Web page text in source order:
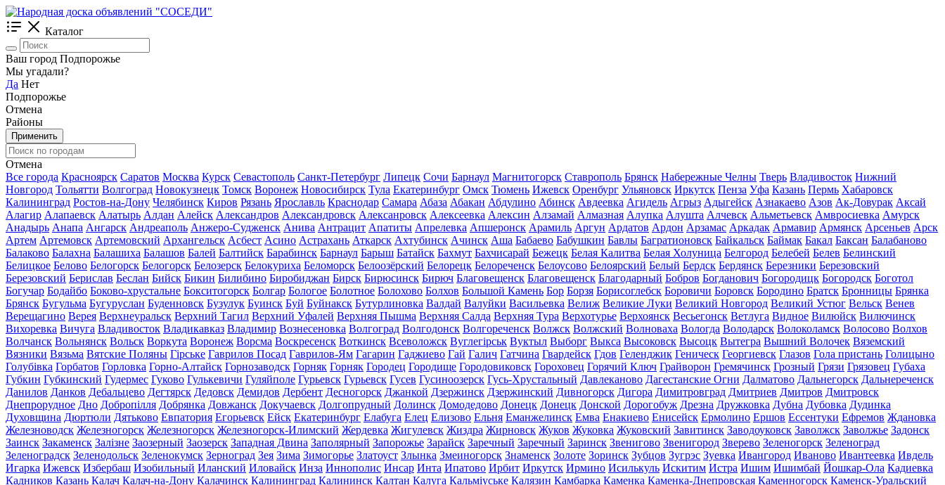
Каталог
Ваш город Подпорожье
Мы угадали?
Да Нет
Подпорожье
Отмена
Районы
Применить
Отмена
Все города Красноярск Саратов Москва Курск Севастополь Санкт-Петербург Липецк Сочи Барнаул Магнитогорск Ставрополь Брянск Набережные Челны Тверь Владивосток Нижний
Новгород Тольятти Волгоград Новокузнецк Томск Воронеж Новосибирск Тула Екатеринбург Омск Тюмень Ижевск Оренбург Ульяновск Иркутск Пенза Уфа Казань Пермь Хабаровск
Калининград Ростов-на-Дону Челябинск Киров Рязань Ярославль Краснодар Самара Абаза Абакан Абдулино Абинск Авдеевка Агидель Агрыз Адыгейск Азнакаево Азов Ак-Довурак Аксай
Алагир Алапаевск Алатырь Алдан Алейск Александров Александровск Алексанровск Алексеевка Алексин Алзамай Алмазная Алупка Алушта Алчевск Альметьевск Амвросиевка Амурск
Анадырь Анапа Ангарск Андреаполь Анжеро-Судженск Анива Антрацит Апатиты Апрелевка Апшеронск Арамиль Аргун Ардатов Ардон Арзамас Аркадак Армавир Армянск Арсеньев Арск
Артем Артемовск Артемовский Архангельск Асбест Асино Астрахань Аткарск Ахтубинск Ачинск Аша Бабаево Бабушкин Бавлы Багратионовск Байкальск Баймак Бакал Баксан Балабаново
Балаково Балахна Балашиха Балашов Балей Балтийск Барабинск Барнаул Барыш Батайск Бахмут Бахчисарай Бежецк Белая Калитва Белая Холуница Белгород Белебей Белев Белинский
Белицкое Белово Белогорск Белогорск Белозерск Белокуриха Беломорск Белоозёрский Белорецк Белореченск Белоусово Белоярский Белый Бердск Бердянск Березники Березовский
Березовский Берислав Беслан Бийск Бикин Билибино Биробиджан Бирск Бирюсинск Бирюч Благовещенск Благовещенск Благодарный Бобров Богданович Богородицк Богородск Боготол
Богучар Бодайбо Боково-хрустальне Бокситогорск Болгар Бологое Болотное Болохово Болхов Большой Камень Бор Борзя Борисоглебск Боровичи Боровск Бородино Братск Бронницы Брянка
Брянск Бугульма Бугуруслан Буденновск Бузулук Буинск Буй Буйнакск Бутурлиновка Валдай Валуйки Васильевка Велиж Великие Луки Великий Новгород Великий Устюг Вельск Венев
Верещагино Верея Верхнеуральск Верхний Тагил Верхний Уфалей Верхняя Пышма Верхняя Салда Верхняя Тура Верхотурье Верхоянск Весьегонск Ветлуга Видное Вилюйск Вилючинск
Вихоревка Вичуга Владивосток Владикавказ Владимир Вознесеновка Волгоград Волгодонск Волгореченск Волжск Волжский Волноваха Вологда Володарск Волоколамск Волосово Волхов
Волчанск Вольнянск Вольск Воркута Воронеж Ворсма Воскресенск Воткинск Всеволожск Вуглегірськ Вуктыл Выборг Выкса Высоковск Высоцк Вытегра Вышний Волочек Вяземский
Вязники Вязьма Вятские Поляны Гірське Гаврилов Посад Гаврилов-Ям Гагарин Гаджиево Гай Галич Гатчина Гвардейск Гдов Геленджик Геническ Георгиевск Глазов Гола пристань Голицыно
Голубівка Горбатов Горловка Горно-Алтайск Горнозаводск Горняк Горняк Городец Городище Городовиковск Гороховец Горячий Ключ Грайворон Гремячинск Грозный Грязи Грязовец Губаха
Губкин Губкинский Гудермес Гуково Гулькевичи Гуляйполе Гурьевск Гурьевск Гусев Гусиноозерск Гусь-Хрустальный Давлеканово Дагестанские Огни Далматово Дальнегорск Дальнереченск
Данилов Данков Дебальцево Дегтярск Дедовск Демидов Дербент Десногорск Джанкой Дзержинск Дзержинский Дивногорск Дигора Димитровград Дмитриев Дмитров Дмитровск
Днепрорудное Дно Добропілля Добрянка Довжанск Докучаевск Долгопрудный Долинск Домодедово Донецк Донецк Донской Дорогобуж Дрезна Дружковка Дубна Дубовка Дудинка
Духовщина Дюртюли Дятьково Евпатория Егорьевск Ейск Екатеринбург Елабуга Елец Елизово Ельня Еманжелинск Емва Енакиево Енисейск Ермолино Ершов Ессентуки Ефремов Ждановка
Железноводск Железногорск Железногорск Железногорск-Илимский Жердевка Жигулевск Жиздра Жирновск Жуков Жуковка Жуковский Завитинск Заводоуковск Заволжск Заволжье Задонск
Заинск Закаменск Залізне Заозерный Заозерск Западная Двина Заполярный Запорожье Зарайск Заречный Заречный Заринск Звенигово Звенигород Зверево Зеленогорск Зеленоград
Зеленоградск Зеленодольск Зеленокумск Зерноград Зея Зима Зимогорье Златоуст Злынка Змеиногорск Знаменск Золоте Зоринск Зубцов Зугрэс Зуевка Ивангород Иваново Ивантеевка Ивдель
Игарка Ижевск Избербаш Изобильный Иланский Иловайск Инза Иннополис Инсар Инта Ипатово Ирбит Иркутск Ирмино Исилькуль Искитим Истра Ишим Ишимбай Йошкар-Ола Кадиевка
Кадников Казань Калач Калач-на-Дону Калачинск Калининград Калининск Калтан Калуга Кальміуське Калязин Камбарка Каменка Каменка-Днепровская Каменногорск Каменск-Уральский